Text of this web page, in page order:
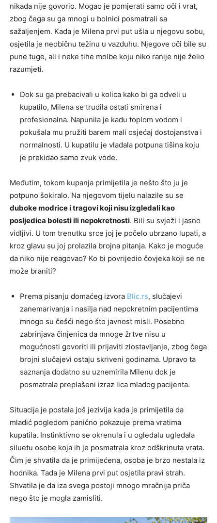
nikada nije govorio. Mogao je pomjerati samo oči i vrat,
zbog čega su ga mnogi u bolnici posmatrali sa
sažaljenjem. Kada je Milena prvi put ušla u njegovu sobu,
osjetila je neobičnu težinu u vazduhu. Njegove oči bile su
pune tuge, ali i neke tihe molbe koju niko ranije nije želio
razumjeti.
Dok su ga prebacivali u kolica kako bi ga odveli u
kupatilo, Milena se trudila ostati smirena i
profesionalna. Napunila je kadu toplom vodom i
pokušala mu pružiti barem mali osjećaj dostojanstva i
normalnosti. U kupatilu je vladala potpuna tišina koju
je prekidao samo zvuk vode.
Međutim, tokom kupanja primijetila je nešto što ju je
potpuno šokiralo. Na njegovom tijelu nalazile su se
duboke modrice i tragovi koji nisu izgledali kao
posljedica bolesti ili nepokretnosti. Bili su svježi i jasno
vidljivi. U tom trenutku srce joj je počelo ubrzano lupati, a
kroz glavu su joj prolazila brojna pitanja. Kako je moguće
da niko nije reagovao? Ko bi povrijedio čovjeka koji se ne
može braniti?
Prema pisanju domaćeg izvora Blic.rs, slučajevi
zanemarivanja i nasilja nad nepokretnim pacijentima
mnogo su češći nego što javnost misli. Posebno
zabrinjava činjenica da mnoge žrtve nisu u
mogućnosti govoriti ili prijaviti zlostavljanje, zbog čega
brojni slučajevi ostaju skriveni godinama. Upravo ta
saznanja dodatno su uznemirila Milenu dok je
posmatrala preplašeni izraz lica mladog pacijenta.
Situacija je postala još jezivija kada je primijetila da
mladić pogledom panično pokazuje prema vratima
kupatila. Instinktivno se okrenula i u ogledalu ugledala
siluetu osobe koja ih je posmatrala kroz odškrinuta vrata.
Čim je shvatila da je primijećena, osoba je brzo nestala iz
hodnika. Tada je Milena prvi put osjetila pravi strah.
Shvatila je da iza svega postoji mnogo mračnija priča
nego što je mogla zamisliti.